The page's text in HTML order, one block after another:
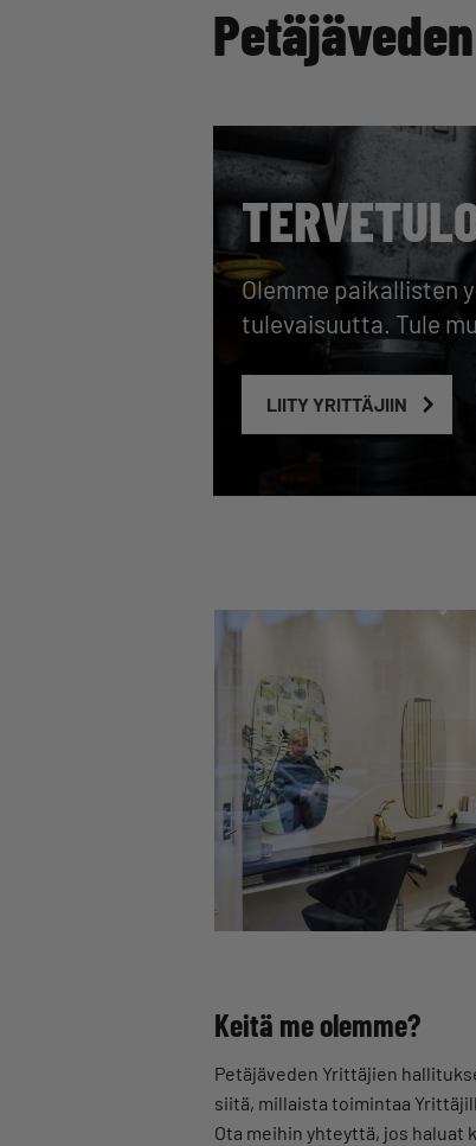
Olemme paikallisten
tulevaisuutta. Tule
LIITY YRITTÄJIIN
Keitä me olemme?
Petäjäveden Yrittäjien
siitä, millaista toimintaa
Ota meihin yhteyttä, jos haluat